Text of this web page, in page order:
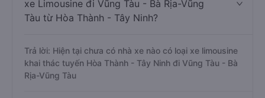
xe Limousine đi Vũng Tàu - Bà Rịa-Vũng
Tàu từ Hòa Thành - Tây Ninh?
Trả lời: Hiện tại chưa có nhà xe nào có loại xe limousine
khai thác tuyến Hòa Thành - Tây Ninh đi Vũng Tàu - Bà
Rịa-Vũng Tàu